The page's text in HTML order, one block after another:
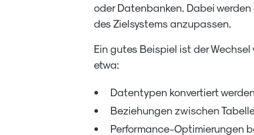
oder Datenbanken. Dabei
des Zielsystems anzupassen.
Ein gutes Beispiel ist der
etwa:
Datentypen konvertiert werden
Beziehungen zwischen
Performance-Optimierungen